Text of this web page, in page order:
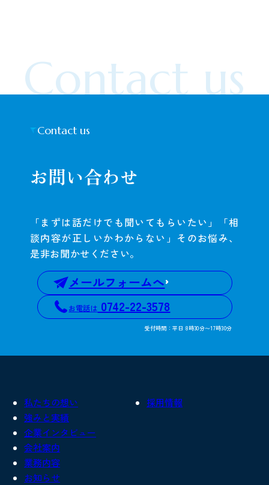
Contact us
お問い合わせ
Contact us
「まずは話だけでも聞いてもらいたい」「相
談内容が正しいかわからない」そのお悩み、
是非お聞かせください。
メールフォームへ
お電話は 0742-22-3578
受付時間：平日 8時30分〜17時30分
私たちの想い
強みと実績
企業インタビュー
会社案内
業務内容
お知らせ
採用情報